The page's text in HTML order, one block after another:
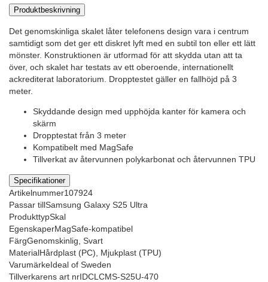
Produktbeskrivning
Det genomskinliga skalet låter telefonens design vara i centrum
samtidigt som det ger ett diskret lyft med en subtil ton eller ett lätt
mönster. Konstruktionen är utformad för att skydda utan att ta
över, och skalet har testats av ett oberoende, internationellt
ackrediterat laboratorium. Dropptestet gäller en fallhöjd på 3
meter.
Skyddande design med upphöjda kanter för kamera och
skärm
Dropptestat från 3 meter
Kompatibelt med MagSafe
Tillverkat av återvunnen polykarbonat och återvunnen TPU
Specifikationer
Artikelnummer107924
Passar tillSamsung Galaxy S25 Ultra
ProdukttypSkal
EgenskaperMagSafe-kompatibel
FärgGenomskinlig, Svart
MaterialHårdplast (PC), Mjukplast (TPU)
VarumärkeIdeal of Sweden
Tillverkarens art nrIDCLCMS-S25U-470